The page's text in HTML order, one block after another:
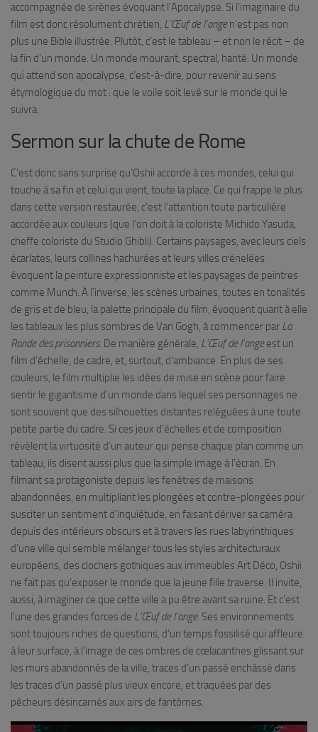
accompagnée de sirènes évoquant l’Apocalypse. Si l’imaginaire du
film est donc résolument chrétien, L’Œuf de l’angen’est pas non
plus une Bible illustrée. Plutôt, c’est le tableau – et non le récit – de
la fin d’un monde. Un monde mourant, spectral, hanté. Un monde
qui attend son apocalypse, c’est-à-dire, pour revenir au sens
étymologique du mot : que le voile soit levé sur le monde qui le
suivra.
Sermon sur la chute de Rome
C’est donc sans surprise qu’Oshii accorde à ces mondes, celui qui
touche à sa fin et celui qui vient, toute la place. Ce qui frappe le plus
dans cette version restaurée, c’est l’attention toute particulière
accordée aux couleurs (que l’on doit à la coloriste Michido Yasuda,
cheffe coloriste du Studio Ghibli). Certains paysages, avec leurs ciels
écarlates, leurs collines hachurées et leurs villes crénelées
évoquent la peinture expressionniste et les paysages de peintres
comme Munch. À l’inverse, les scènes urbaines, toutes en tonalités
de gris et de bleu, la palette principale du film, évoquent quant à elle
les tableaux les plus sombres de Van Gogh, à commencer par La
Ronde des prisonniers. De manière générale, L’Œuf de l’angeest un
film d’échelle, de cadre, et, surtout, d’ambiance. En plus de ses
couleurs, le film multiplie les idées de mise en scène pour faire
sentir le gigantisme d’un monde dans lequel ses personnages ne
sont souvent que des silhouettes distantes reléguées à une toute
petite partie du cadre. Si ces jeux d’échelles et de composition
révèlent la virtuosité d’un auteur qui pense chaque plan comme un
tableau, ils disent aussi plus que la simple image à l’écran. En
filmant sa protagoniste depuis les fenêtres de maisons
abandonnées, en multipliant les plongées et contre-plongées pour
susciter un sentiment d’inquiétude, en faisant dériver sa caméra
depuis des intérieurs obscurs et à travers les rues labyrinthiques
d’une ville qui semble mélanger tous les styles architecturaux
européens, des clochers gothiques aux immeubles Art Déco, Oshii
ne fait pas qu’exposer le monde que la jeune fille traverse. Il invite,
aussi, à imaginer ce que cette ville a pu être avant sa ruine. Et c’est
l’une des grandes forces de L’Œuf de l’ange. Ses environnements
sont toujours riches de questions, d’un temps fossilisé qui affleure
à leur surface, à l’image de ces ombres de cœlacanthes glissant sur
les murs abandonnés de la ville, traces d’un passé enchâssé dans
les traces d’un passé plus vieux encore, et traquées par des
pêcheurs désincarnés aux airs de fantômes.